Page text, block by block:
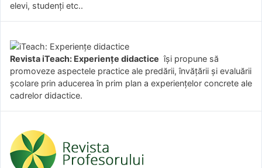
elevi, studenți etc..
Revista iTeach: Experienţe didactice îşi propune să
promoveze aspectele practice ale predării, învăţării şi evaluării
şcolare prin aducerea în prim plan a experienţelor concrete ale
cadrelor didactice.